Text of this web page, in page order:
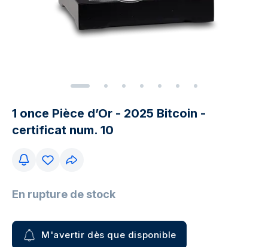
1 once Pièce d’Or - 2025 Bitcoin -
certificat num. 10
En rupture de stock
M'avertir dès que disponible